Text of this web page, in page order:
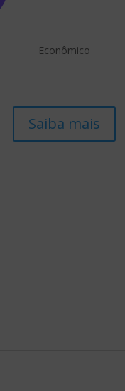
Econômico
Saiba mais